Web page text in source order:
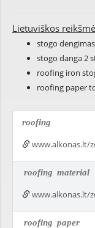
Lietuviškos
stogo dengimas
stogo danga 2
roofing iron
roofing paper
roofing
www.alkonas.lt/
roofing material
www.alkonas.lt/
roofing paper